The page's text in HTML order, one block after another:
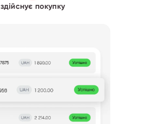
здійснує покупку